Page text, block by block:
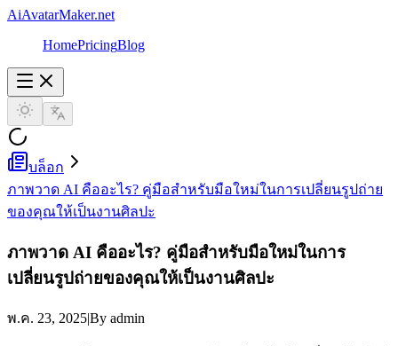
AiAvatarMaker.net
HomePricingBlog
บล็อก
ภาพวาด AI คืออะไร? คู่มือสำหรับมือใหม่ในการเปลี่ยนรูปถ่าย
ของคุณให้เป็นงานศิลปะ
ภาพวาด AI คืออะไร? คู่มือสำหรับมือใหม่ในการ
เปลี่ยนรูปถ่ายของคุณให้เป็นงานศิลปะ
พ.ค. 23, 2025|By admin